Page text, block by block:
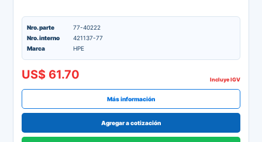
Nro. parte
77-40222
Nro. interno
421137-77
Marca
HPE
US$ 61.70 Incluye IGV
Más información
Agregar a cotización